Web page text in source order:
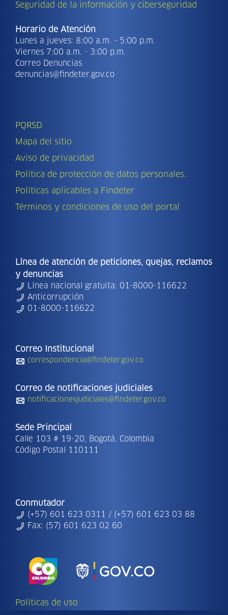
Seguridad de la información y ciberseguridad
Horario de Atención
Lunes a jueves: 8:00 a.m. - 5:00 p.m.
Viernes 7:00 a.m. - 3:00 p.m.
Correo Denuncias
denuncias@findeter.gov.co
PQRSD
Mapa del sitio
Aviso de privacidad
Política de protección de datos personales.
Políticas aplicables a Findeter
Términos y condiciones de uso del portal
Línea de atención de peticiones, quejas, reclamos
y denuncias
Línea nacional gratuita: 01-8000-116622
Anticorrupción
01-8000-116622
Correo Institucional
correspondencia@findeter.gov.co
Correo de notificaciones judiciales
notificacionesjudiciales@findeter.gov.co
Sede Principal
Calle 103 # 19-20, Bogotá, Colombia
Código Postal 110111
Conmutador
(+57) 601 623 0311 / (+57) 601 623 03 88
Fax: (57) 601 623 02 60
Políticas de uso